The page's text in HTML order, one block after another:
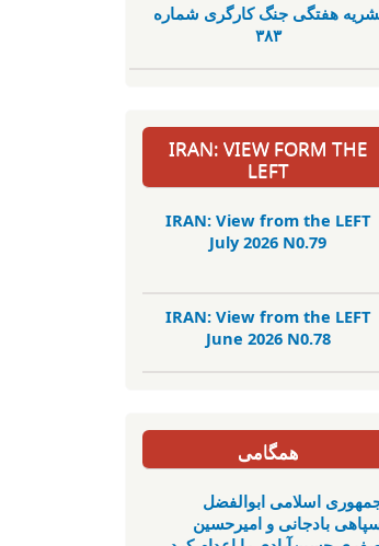
هفتگی جنگ کارگری شمارە
٣٨٣
IRAN: VIEW FORM THE
LEFT
IRAN: View from the LEFT
July 2026 N0.79
IRAN: View from the LEFT
June 2026 N0.78
همگامی
اسلامی ابوالفضل
بادجانی و امیرحسین